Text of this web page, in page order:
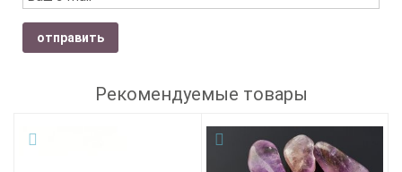
отправить
Рекомендуемые товары